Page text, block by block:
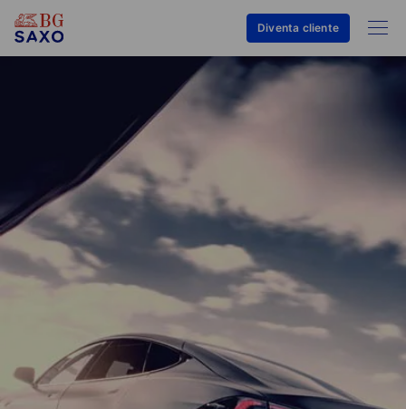
Diventa cliente